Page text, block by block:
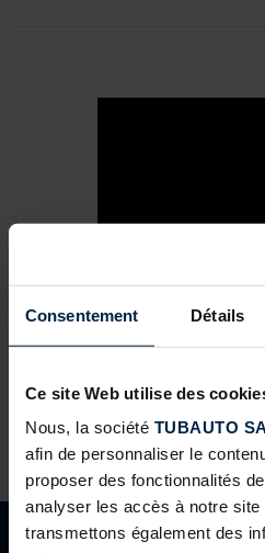
Consentement Détails
Ce site Web utilise des
Nous, la société TUBAUTO
afin de personnaliser le
proposer des fonctionnalités
analyser les accès à notre site
transmettons également des
Cette vidéo montre